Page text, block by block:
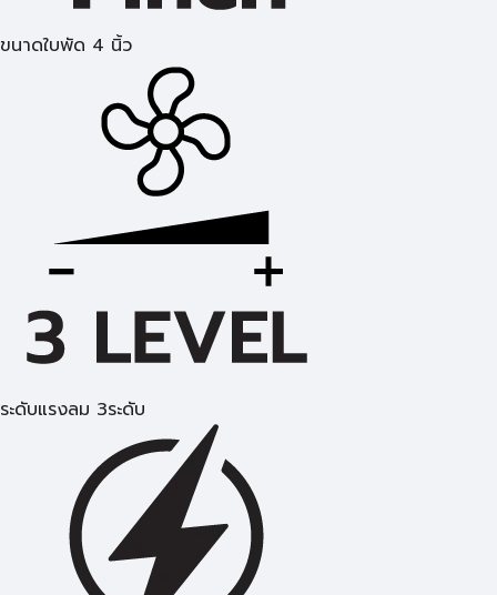
ขนาดใบพัด 4 นิ้ว
ระดับแรงลม 3ระดับ